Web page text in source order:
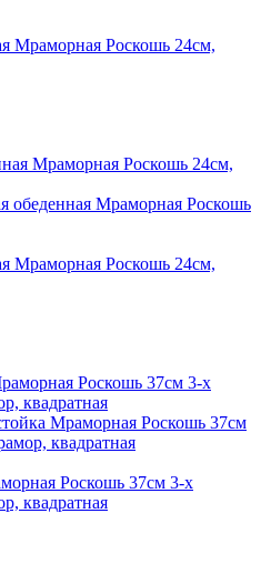
Мраморная Роскошь 24см,
Мраморная Роскошь 24см,
Роскошь 37см 3-х
квадратная